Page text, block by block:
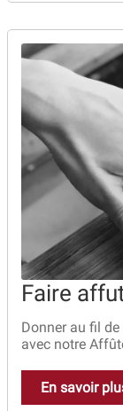
Faire
Donner au fil
avec notre
En savoir